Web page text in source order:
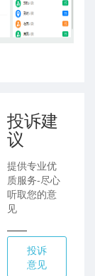
投诉建
议
提供专业优
质服务-尽心
听取您的意
见
——
投诉
意见